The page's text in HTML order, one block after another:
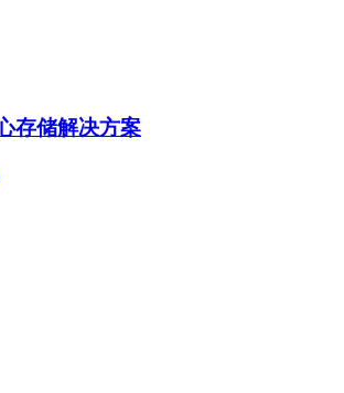
存储解决方案